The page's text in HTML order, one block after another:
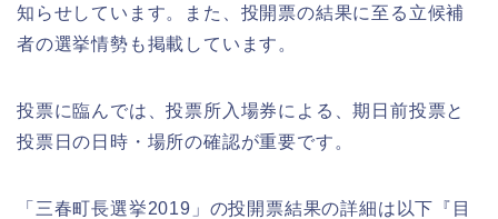
知らせしています。また、投開票の結果に至る立候補
者の選挙情勢も掲載しています。
投票に臨んでは、投票所入場券による、期日前投票と
投票日の日時・場所の確認が重要です。
「三春町長選挙2019」の投開票結果の詳細は以下『目